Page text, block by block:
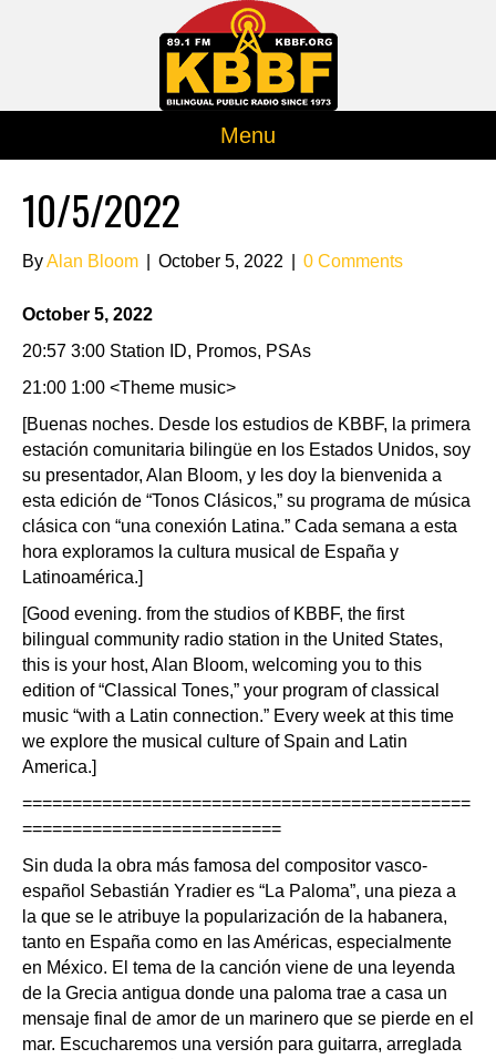
Menu
10/5/2022
ByAlan Bloom October 5, 2022 0 Comments
October 5, 2022
20:57 3:00 Station ID, Promos, PSAs
21:00 1:00 <Theme music>
[Buenas noches. Desde los estudios de KBBF, la primera
estación comunitaria bilingüe en los Estados Unidos, soy
su presentador, Alan Bloom, y les doy la bienvenida a
esta edición de “Tonos Clásicos,” su programa de música
clásica con “una conexión Latina.” Cada semana a esta
hora exploramos la cultura musical de España y
Latinoamérica.]
[Good evening. from the studios of KBBF, the first
bilingual community radio station in the United States,
this is your host, Alan Bloom, welcoming you to this
edition of “Classical Tones,” your program of classical
music “with a Latin connection.” Every week at this time
we explore the musical culture of Spain and Latin
America.]
=============================================
==========================
Sin duda la obra más famosa del compositor vasco-
español Sebastián Yradier es “La Paloma”, una pieza a
la que se le atribuye la popularización de la habanera,
tanto en España como en las Américas, especialmente
en México. El tema de la canción viene de una leyenda
de la Grecia antigua donde una paloma trae a casa un
mensaje final de amor de un marinero que se pierde en el
mar. Escucharemos una versión para guitarra, arreglada